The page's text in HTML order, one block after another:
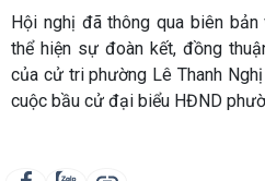
Hội nghị đã thông qua biên
thể hiện sự đoàn kết, đồng
của cử tri phường Lê Thanh
cuộc bầu cử đại biểu HĐND